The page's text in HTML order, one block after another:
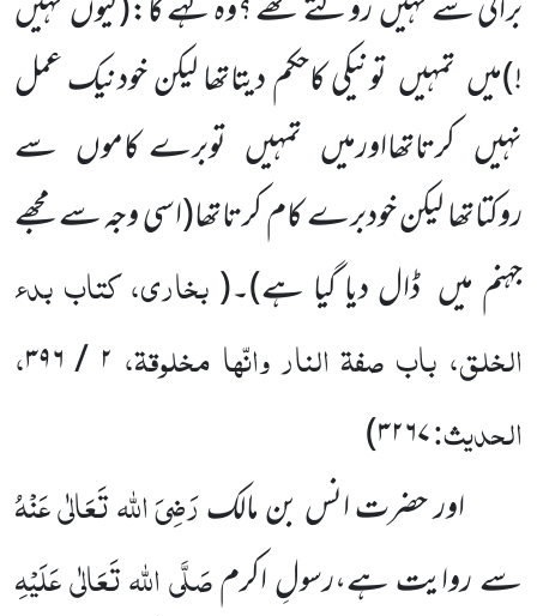
!)میں تمہیں تونیکی کاحکم دیتاتھا لیکن خودنیک عمل
نہیں کرتاتھااورمیں تمہیں توبرے کاموں سے
روکتاتھا لیکن خودبرے کام کرتاتھا(اسی وجہ سے مجھے
جہنم میں ڈال دیا گیا ہے)۔(بخاری، کتاب بدء
الخلق، باب صفۃ النار وانّہا مخلوقۃ، ۲ / ۳۹۶
،
الحدیث:۳۲۶۷)
اور حضرت انس بن مالکرَضِیَ اللہ تَعَالٰی عَنْہُ
سے روایت ہے،رسولِ اکرمصَلَّی اللہ تَعَالٰی عَلَیْہِ